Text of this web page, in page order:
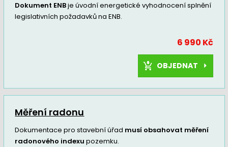
Dokument ENBje úvodní energetické vyhodnocení splnění
legislativních požadavků na ENB.
6 990 Kč
OBJEDNAT
Měření radonu
Dokumentace pro stavební úřad musí obsahovat měření
radonového indexu pozemku.